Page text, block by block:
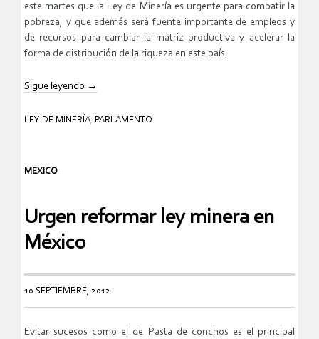
este martes que la Ley de Minería es urgente para combatir la
pobreza, y que además será fuente importante de empleos y
de recursos para cambiar la matriz productiva y acelerar la
forma de distribución de la riqueza en este país.
Sigue leyendo →
LEY DE MINERÍA, PARLAMENTO
MEXICO
Urgen reformar ley minera en
México
10 SEPTIEMBRE, 2012
Evitar sucesos como el de Pasta de conchos es el principal